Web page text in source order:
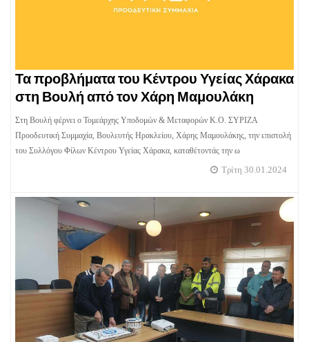
Τα προβλήματα του Κέντρου Υγείας Χάρακα
στη Βουλή από τον Χάρη Μαμουλάκη
Στη Βουλή φέρνει ο Τομεάρχης Υποδομών & Μεταφορών Κ.Ο. ΣΥΡΙΖΑ
Προοδευτική Συμμαχία, Βουλευτής Ηρακλείου, Χάρης Μαμουλάκης, την επιστολή
του Συλλόγου Φίλων Κέντρου Υγείας Χάρακα, καταθέτοντάς την ω
Τρίτη 30.01.2024